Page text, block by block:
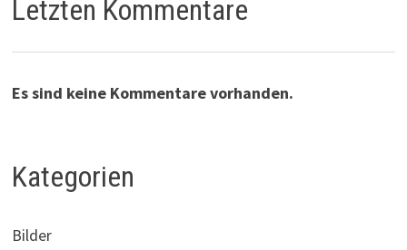
Letzten Kommentare
Es sind keine Kommentare vorhanden.
Kategorien
Bilder